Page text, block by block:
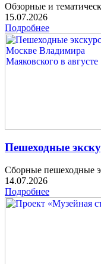
Обзорные и
15.07.2026
Подробнее
Пешеходные
Сборные пешеходные
14.07.2026
Подробнее